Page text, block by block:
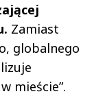
Zamiast
globalnego
mieście”.